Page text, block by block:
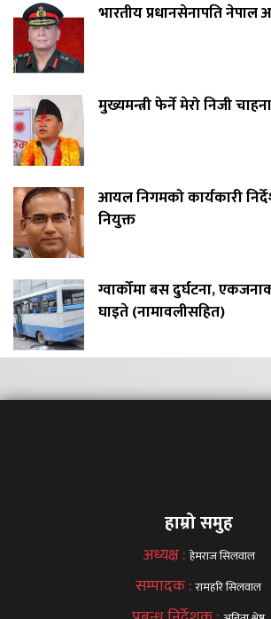
भारतीय प्रधानसेनापति नेपाल
मुख्यमन्त्री फेर्ने मेरो निजी
आयल निगमको कार्यकारी
नियुक्त
ग्वार्कोमा बस दुर्घटना,
घाइते (नामावलीसहित)
हाम्रो समुह
अध्यक्ष : हेमराज सिलवाल
सम्पादक :रामहरि सिलवाल